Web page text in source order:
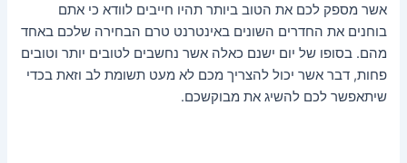
אשר מספק לכם את הטוב ביותר תהיו חייבים לוודא כי אתם
בוחנים את החדרים השונים באינטרנט טרם הבחירה שלכם באחד
מהם. בסופו של יום ישנם כאלה אשר נחשבים לטובים יותר וטובים
פחות, דבר אשר יכול להצריך מכם לא מעט תשומת לב וזאת בכדי
שיתאפשר לכם להשיג את מבוקשכם.